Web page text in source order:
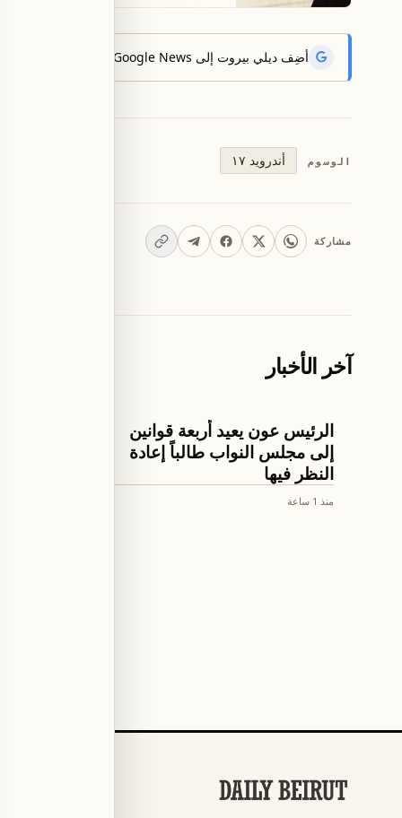
أضِف ديلي بيروت إلى Google News لتتلقّى أحدث الأخبار أوّلاً.
الوسوم أندرويد ١٧
مشاركة
آخر الأخبار
اخبار لبنان
الرئيس عون يعيد أربعة قوانين
إلى مجلس النواب طالباً إعادة
النظر فيها
منذ 1 ساعة